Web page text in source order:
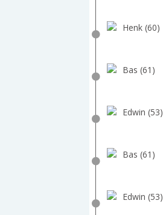
Henk (60)
Bas (61)
Edwin (53)
Bas (61)
Edwin (53)